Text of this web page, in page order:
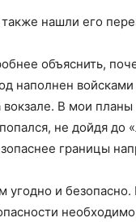
нашли его
объяснить,
наполнен
В мои
не дойдя до
границы
и